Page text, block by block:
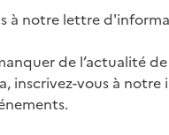
à notre lettre
de l’actualité
inscrivez-vous à